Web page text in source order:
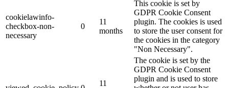
cookielawinfo-
checkbox-non-
necessary
0
11
months
This cookie is set by
GDPR Cookie Consent
plugin. The cookies is used
to store the user consent for
the cookies in the category
"Non Necessary".
11
The cookie is set by the
GDPR Cookie Consent
plugin and is used to store